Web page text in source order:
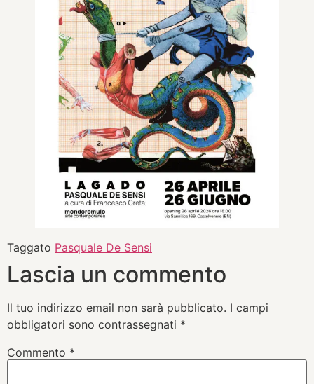
Taggato Pasquale De Sensi
Lascia un commento
Il tuo indirizzo email non sarà pubblicato. I campi
obbligatori sono contrassegnati *
Commento *